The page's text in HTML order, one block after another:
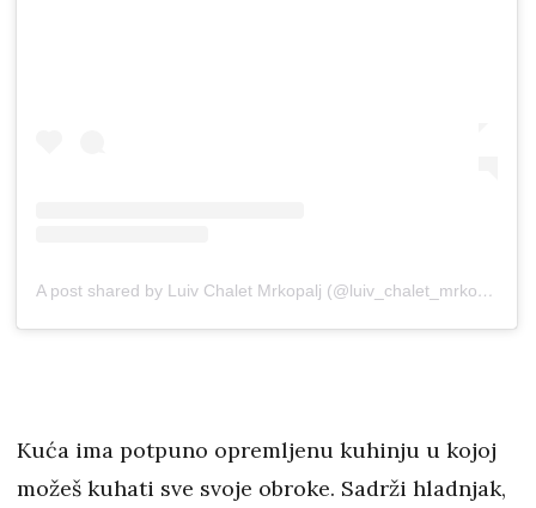
A post shared by Luiv Chalet Mrkopalj (@luiv_chalet_mrkopalj)
Kuća ima potpuno opremljenu kuhinju u kojoj
možeš kuhati sve svoje obroke. Sadrži hladnjak,